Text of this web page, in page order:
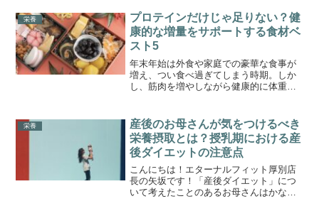
促進し、エネルギー代謝を高める効果が
あるとして、多くのダ...
栄養
プロテインだけじゃ足りない？健
康的な増量をサポートする食材ベ
スト5
年末年始は外食や家庭での豪華な食事が
増え、つい食べ過ぎてしまう時期。しか
し、筋肉を増やしながら健康的に体重を
びが重要です。今回は、増量期におすす
めの健康的な食材ベスト5...
栄養
産後のお母さんが気をつけるべき
栄養摂取とは？授乳期における産
後ダイエットの注意点
こんにちは！エターナルフィット厚別店
長の矢坂です！「産後ダイエット」につ
いて考えたことのあるお母さんはかなり